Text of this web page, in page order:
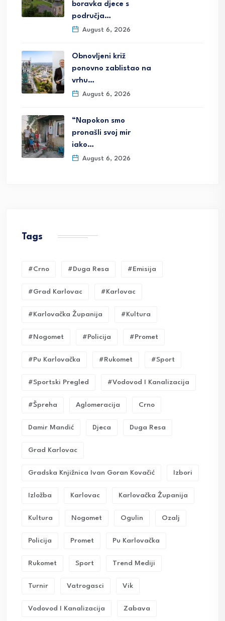
boravka djece s
područja…
August 6, 2026
Obnovljeni križ
ponovno zablistao na
vrhu…
August 6, 2026
“Napokon smo
pronašli svoj mir
iako…
August 6, 2026
Tags
#crno #duga Resa #emisija
#grad Karlovac #karlovac
#karlovačka Županija #kultura
#nogomet #policija #promet
#pu Karlovačka #rukomet #sport
#sportski Pregled #vodovod I Kanalizacija
#Špreha Aglomeracija Crno
Damir Mandić Djeca Duga Resa
Grad Karlovac
Gradska Knjižnica Ivan Goran Kovačić Izbori
Izložba Karlovac Karlovačka Županija
Kultura Nogomet Ogulin Ozalj
Policija Promet Pu Karlovačka
Rukomet Sport Trend Mediji
Turnir Vatrogasci Vik
Vodovod I Kanalizacija Zabava